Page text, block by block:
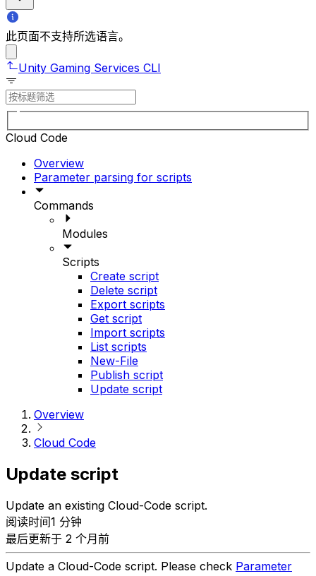
此页面不支持所选语言。
Unity Gaming Services CLI
Cloud Code
Overview
Parameter parsing for scripts
Commands
Modules
Scripts
Create script
Delete script
Export scripts
Get script
Import scripts
List scripts
New-File
Publish script
Update script
Overview
Cloud Code
Update script
Update an existing Cloud-Code script.
阅读时间1 分钟
最后更新于 2 个月前
Update a Cloud-Code script. Please check Parameter